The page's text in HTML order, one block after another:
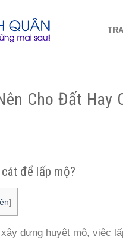
Cho Đất Hay
để lấp mộ?
]
xây dựng huyệt mộ, việc